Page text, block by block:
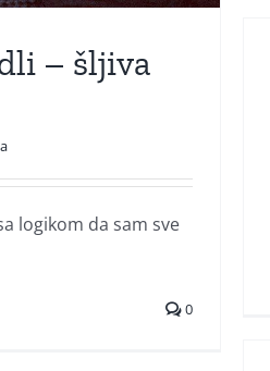
– šljiva
logikom da sam sve
0